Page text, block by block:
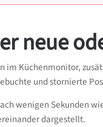
neue
im Küchenmonitor,
und stornierte
wenigen Sekunden
dargestellt.